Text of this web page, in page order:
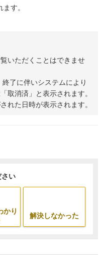
す。
いただくことはできませ
終了に伴いシステムにより
取消済」と表示されます。
れた日時が表示されます。
さい
かり
解決しなかった